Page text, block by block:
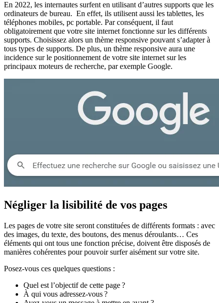
En 2022, les internautes surfent en utilisant d’autres supports que les
ordinateurs de bureau. En effet, ils utilisent aussi les tablettes, les
téléphones mobiles, pc portable. Par conséquent, il faut
obligatoirement que votre site internet fonctionne sur les différents
supports. Choisissez alors un thème responsive pouvant s’adapter à
tous types de supports. De plus, un thème responsive aura une
incidence sur le positionnement de votre site internet sur les
principaux moteurs de recherche, par exemple Google.
Négliger la lisibilité de vos pages
Les pages de votre site seront constituées de différents formats : avec
des images, du texte, des boutons, des menus déroulants… Ces
éléments qui ont tous une fonction précise, doivent être disposés de
manières cohérentes pour pouvoir surfer aisément sur votre site.
Posez-vous ces quelques questions :
Quel est l’objectif de cette page ?
À qui vous adressez-vous ?